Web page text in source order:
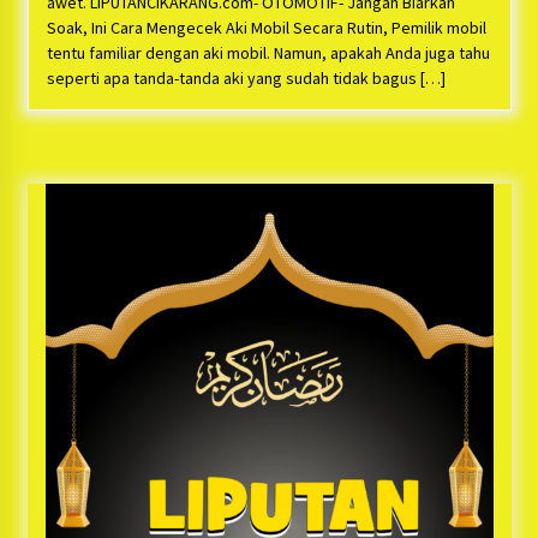
Soak, Ini Cara Mengecek Aki Mobil Secara Rutin, Pemilik mobil
tentu familiar dengan aki mobil. Namun, apakah Anda juga tahu
seperti apa tanda-tanda aki yang sudah tidak bagus […]